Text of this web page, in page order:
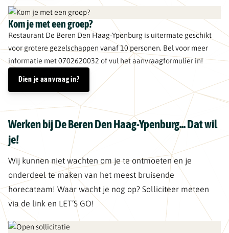
Kom je met een groep?
Restaurant De Beren Den Haag-Ypenburg is uitermate geschikt
voor grotere gezelschappen vanaf 10 personen. Bel voor meer
informatie met 0702620032 of vul het aanvraagformulier in!
Dien je aanvraag in?
Werken bij De Beren Den Haag-Ypenburg... Dat wil
je!
Wij kunnen niet wachten om je te ontmoeten en je
onderdeel te maken van het meest bruisende
horecateam! Waar wacht je nog op? Solliciteer meteen
via de link en LET’S GO!